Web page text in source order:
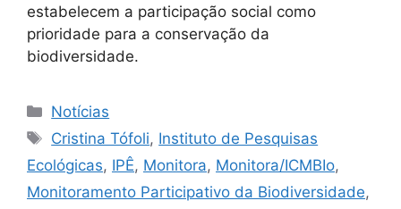
estabelecem a participação social como
prioridade para a conservação da
biodiversidade.
Notícias
Cristina Tófoli, Instituto de Pesquisas
Ecológicas, IPÊ, Monitora, Monitora/ICMBIo,
Monitoramento Participativo da Biodiversidade,